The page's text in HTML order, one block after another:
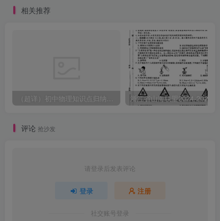
相关推荐
（超详）初中物理知识点归纳汇总
评论 抢沙发
请登录后发表评论
登录 注册
社交账号登录